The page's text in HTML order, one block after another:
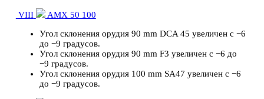
VIII
AMX 50 100
Угол склонения орудия 90 mm DCA 45 увеличен с −6
до −9 градусов.
Угол склонения орудия 90 mm F3 увеличен с −6 до
−9 градусов.
Угол склонения орудия 100 mm SA47 увеличен с −6
до −9 градусов.